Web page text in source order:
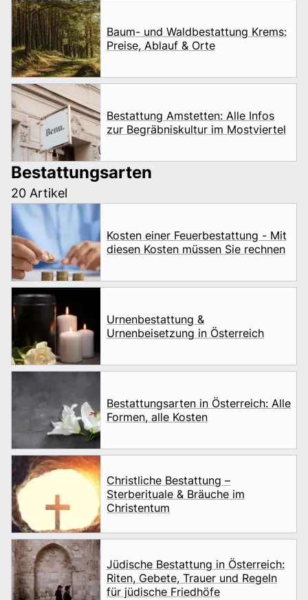
Baum- und Waldbestattung Krems:
Preise, Ablauf & Orte
Bestattung Amstetten: Alle Infos
zur Begräbniskultur im Mostviertel
Bestattungsarten
20 Artikel
Kosten einer Feuerbestattung - Mit
diesen Kosten müssen Sie rechnen
Urnenbestattung &
Urnenbeisetzung in Österreich
Bestattungsarten in Österreich: Alle
Formen, alle Kosten
Christliche Bestattung –
Sterberituale & Bräuche im
Christentum
Jüdische Bestattung in Österreich:
Riten, Gebete, Trauer und Regeln
für jüdische Friedhöfe